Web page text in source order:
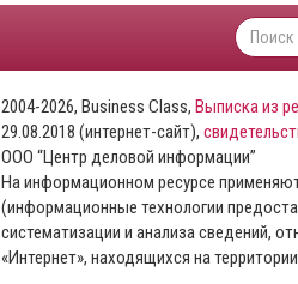
2004-2026, Business Class, Выписка из
29.08.2018 (интернет-сайт),
ООО “Центр деловой информации”
На информационном ресурсе
(информационные технологии
систематизации и анализа сведений,
«Интернет», находящихся на